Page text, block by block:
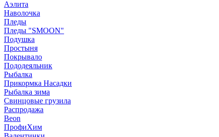
Аэлита
Наволочка
Пледы
Пледы "SMOON"
Подушка
Простыня
Покрывало
Пододеяльник
Рыбалка
Прикормка Насадки
Рыбалка зима
Свинцовые грузила
Распродажа
Beon
ПрофиХим